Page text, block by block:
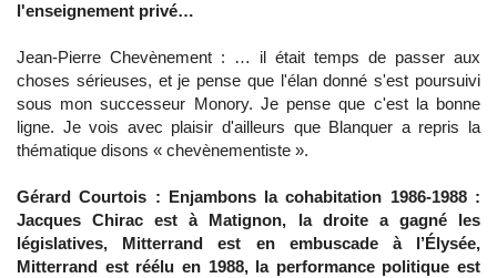
l'enseignement privé…
Jean-Pierre Chevènement : … il était temps de passer aux
choses sérieuses, et je pense que l'élan donné s'est poursuivi
sous mon successeur Monory. Je pense que c'est la bonne
ligne. Je vois avec plaisir d'ailleurs que Blanquer a repris la
thématique disons « chevènementiste ».
Gérard Courtois : Enjambons la cohabitation 1986-1988 :
Jacques Chirac est à Matignon, la droite a gagné les
législatives, Mitterrand est en embuscade à l’Élysée,
Mitterrand est réélu en 1988, la performance politique est